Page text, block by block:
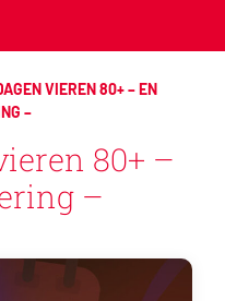
VIEREN 80+ – EN
–
80+ –
–